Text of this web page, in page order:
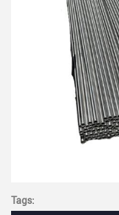
Tags: